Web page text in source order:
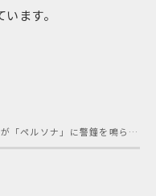
ます。
Microsoftデザインストラテジストが「ペルソナ」に警鐘を鳴らす理由